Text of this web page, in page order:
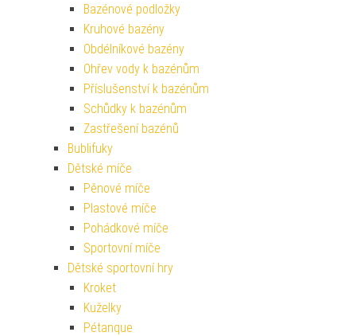
Bazénové podložky
Kruhové bazény
Obdélníkové bazény
Ohřev vody k bazénům
Příslušenství k bazénům
Schůdky k bazénům
Zastřešení bazénů
Bublifuky
Dětské míče
Pěnové míče
Plastové míče
Pohádkové míče
Sportovní míče
Dětské sportovní hry
Kroket
Kuželky
Pétanque